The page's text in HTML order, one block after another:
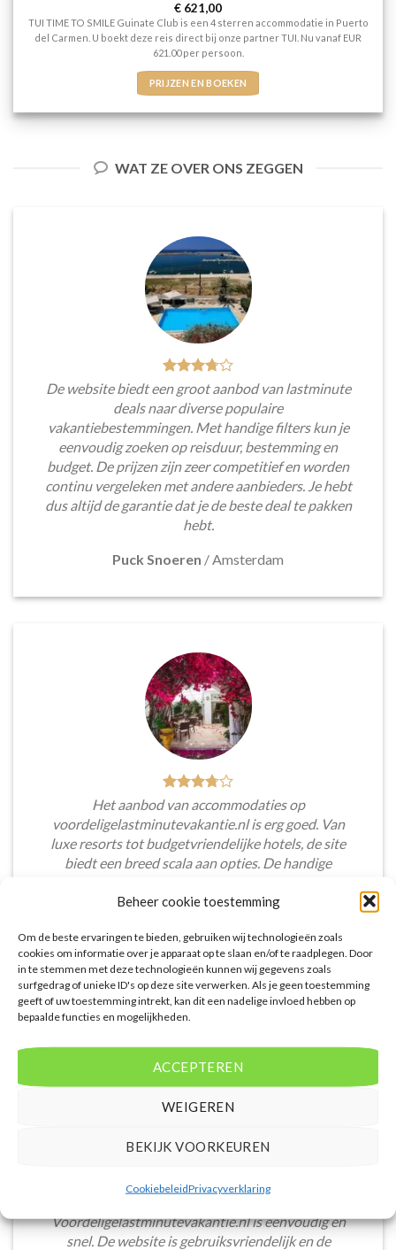
Beheer cookie toestemming
Om de beste ervaringen te bieden, gebruiken wij technologieën zoals
cookies om informatie over je apparaat op te slaan en/of te raadplegen. Door
in te stemmen met deze technologieën kunnen wij gegevens zoals
surfgedrag of unieke ID's op deze site verwerken. Als je geen toestemming
geeft of uw toestemming intrekt, kan dit een nadelige invloed hebben op
bepaalde functies en mogelijkheden.
ACCEPTEREN
WEIGEREN
BEKIJK VOORKEUREN
CookiebeleidPrivacyverklaring
Gewaardeerd
4uit 5
€ 621,00
TUI TIME TO SMILE Guinate Club is een 4 sterren accommodatie in Puerto
del Carmen. U boekt deze reis direct bij onze partner TUI. Nu vanaf EUR
621.00 per persoon.
PRIJZEN EN BOEKEN
WAT ZE OVER ONS ZEGGEN
De website biedt een groot aanbod van lastminute
deals naar diverse populaire
vakantiebestemmingen. Met handige filters kun je
eenvoudig zoeken op reisduur, bestemming en
budget. De prijzen zijn zeer competitief en worden
continu vergeleken met andere aanbieders. Je hebt
dus altijd de garantie dat je de beste deal te pakken
hebt.
Puck Snoeren /Amsterdam
Het aanbod van accommodaties op
voordeligelastminutevakantie.nl is erg goed. Van
luxe resorts tot budgetvriendelijke hotels, de site
biedt een breed scala aan opties. De handige
accommodaties te vinden die aansluiten bij mijn
Tim Beukers /Tilburg
Voordeligelastminutevakantie.nl is eenvoudig en
snel. De website is gebruiksvriendelijk en de